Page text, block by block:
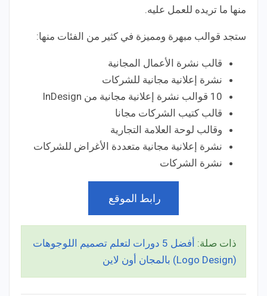
منها ما تريده للعمل عليه.
ستجد قوالب مبهرة ومميزة في كثير من الفئات منها:
قالب نشرة الأعمال المجانية
نشرة إعلانية مجانية للشركات
10 قوالب نشرة إعلانية مجانية من InDesign
قالب كتيب الشركات مجانا
وقالب لوحة العلامة التجارية
نشرة إعلانية مجانية متعددة الأغراض للشركات
نشرة الشركات
رابط الموقع
ذات صلة:
أفضل 5 دورات لتعلم تصميم اللوجوهات
(Logo Design) بالمجان أون لاين